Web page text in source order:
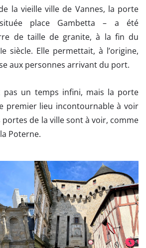
la vieille ville de Vannes, la porte
place Gambetta – a été
de taille de granite, à la fin du
siècle. Elle permettait, à l’origine,
aux personnes arrivant du port.
pas un temps infini, mais la porte
premier lieu incontournable à voir
portes de la ville sont à voir, comme
Poterne.